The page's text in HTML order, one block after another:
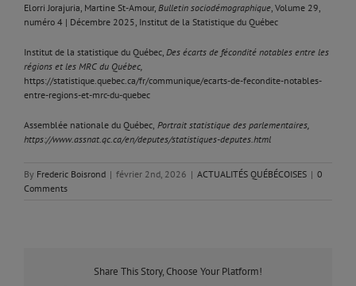
Elorri Jorajuria, Martine St-Amour, Bulletin sociodémographique , Volume 29,
numéro 4 | Décembre 2025, Institut de la Statistique du Québec
Institut de la statistique du Québec, Des écarts de fécondité notables entre les
régions et les MRC du Québec,
https://statistique.quebec.ca/fr/communique/ecarts-de-fecondite-notables-
entre-regions-et-mrc-du-quebec
Assemblée nationale du Québec, Portrait statistique des parlementaires,
https://www.assnat.qc.ca/en/deputes/statistiques-deputes.html
By Frederic Boisrond | février 2nd, 2026 | ACTUALITÉS QUÉBÉCOISES | 0
Comments
Share This Story, Choose Your Platform!